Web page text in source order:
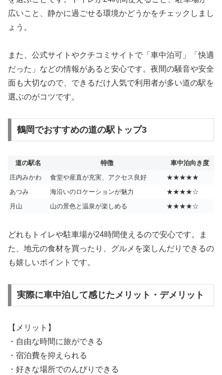
広いこと、静かに過ごせる環境かどうかをチェックしまし
ょう。
また、公式サイトやクチコミサイトで「車中泊可」「快適
だった」などの情報があると安心です。夜間の騒音や安全
面も大切なので、できるだけ人気で利用者が多い道の駅を
選ぶのがコツです。
鶴岡でおすすめの道の駅トップ3
道の駅名 特徴
車中泊向き度
庄内みかわ
食堂や産直が充実、アクセス良好
★★★★★
あつみ
海沿いのロケーションが魅力
★★★★☆
月山
山の景色と温泉が楽しめる ★★★★☆
どれもトイレや駐車場が24時間使えるので安心です。ま
た、地元の食材を買ったり、グルメを楽しんだりできるの
も嬉しいポイントです。
実際に車中泊して感じたメリット・デメリット
【メリット】
・自由な時間に旅ができる
・宿泊費を抑えられる
・好きな場所でのんびりできる